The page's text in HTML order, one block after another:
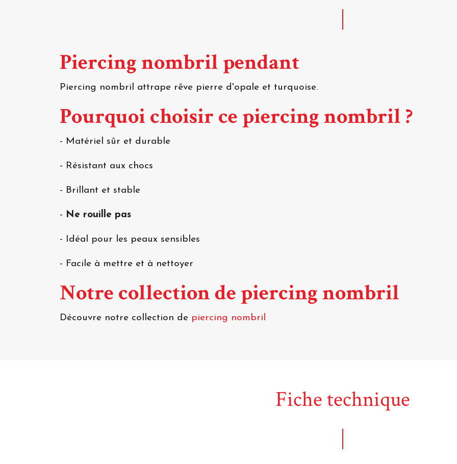
Piercing nombril pendant
Piercing nombril attrape rêve pierre d'opale et turquoise.
Pourquoi choisir ce piercing nombril ?
- Matériel sûr et durable
- Résistant aux chocs
- Brillant et stable
- Ne rouille pas
- Idéal pour les peaux sensibles
- Facile à mettre et à nettoyer
Notre collection de piercing nombril
Découvre notre collection de piercing nombril
Fiche technique